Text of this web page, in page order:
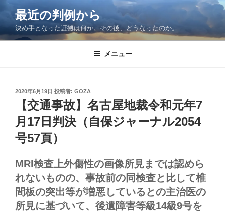
コ
テ
ン
最近の判例から
決め手となった証拠は何か。その後、どうなったのか。
メニュー
投
2020年6月19日 投稿者: GOZA
【交通事故】名古屋地裁令和元年7
月17日判決（自保ジャーナル2054
号57頁）
MRI検査上外傷性の画像所見までは認めら
れないものの、事故前の同検査と比して椎
間板の突出等が増悪しているとの主治医の
所見に基づいて、後遺障害等級14級9号を